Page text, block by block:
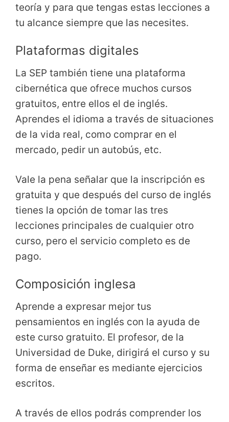
teoría y para que tengas estas lecciones a
tu alcance siempre que las necesites.
Plataformas digitales
La SEP también tiene una plataforma
cibernética que ofrece muchos cursos
gratuitos, entre ellos el de inglés.
Aprendes el idioma a través de situaciones
de la vida real, como comprar en el
mercado, pedir un autobús, etc.
Vale la pena señalar que la inscripción es
gratuita y que después del curso de inglés
tienes la opción de tomar las tres
lecciones principales de cualquier otro
curso, pero el servicio completo es de
pago.
Composición inglesa
Aprende a expresar mejor tus
pensamientos en inglés con la ayuda de
este curso gratuito. El profesor, de la
Universidad de Duke, dirigirá el curso y su
forma de enseñar es mediante ejercicios
escritos.
A través de ellos podrás comprender los